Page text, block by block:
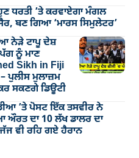
ਧਰਤੀ ’ਤੇ ਕਰਵਾਏਗਾ ਮੰਗਲ
ਸੈਰ, ਬਣ ਗਿਆ ‘ਮਾਰਸ ਸਿਮੁਲੇਟਰ’
ਨੇੜੇ ਟਾਪੂ ਦੇਸ਼
ਨੂੰ ਮਾਣ
Sikh in Fiji
ਪੁਲੀਸ ਮੁਲਾਜ਼ਮ
ਸਕਣਗੇ ਡਿਊਟੀ
’ਤੇ ਪੋਸਟ ਇੱਕ ਤਸਵੀਰ ਨੇ
ਔਰਤ ਦਾ 10 ਲੱਖ ਡਾਲਰ ਦਾ
ਵੀ ਰਹਿ ਗਏ ਹੈਰਾਨ